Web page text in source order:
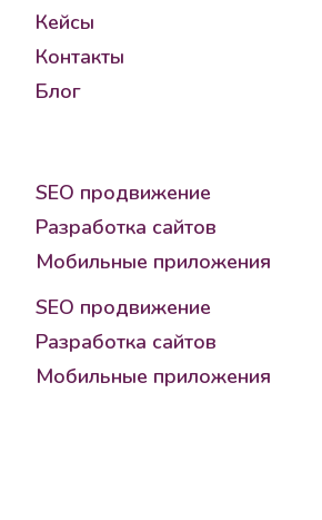
Кейсы
Контакты
Блог
SEO продвижение
Разработка сайтов
Мобильные приложения
SEO продвижение
Разработка сайтов
Мобильные приложения